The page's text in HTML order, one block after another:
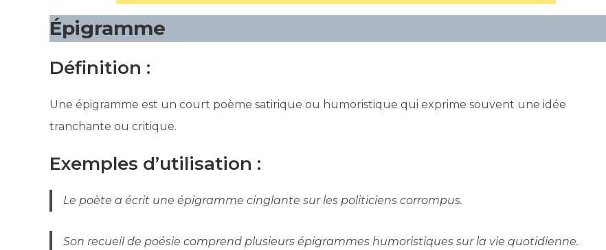
Épigramme
Définition :
Une épigramme est un court poème satirique ou humoristique qui exprime souvent une idée
tranchante ou critique.
Exemples d’utilisation :
Le poète a écrit une épigramme cinglante sur les politiciens corrompus.
Son recueil de poésie comprend plusieurs épigrammes humoristiques sur la vie quotidienne.